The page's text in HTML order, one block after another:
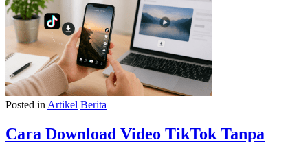
Posted in Artikel Berita
Cara Download Video TikTok Tanpa